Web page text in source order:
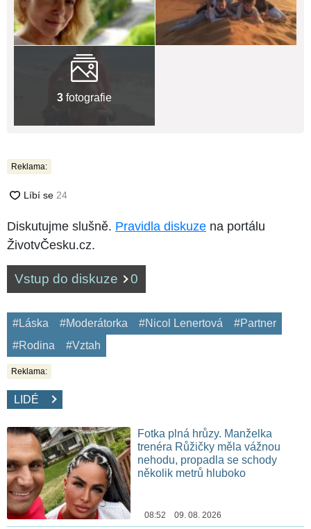
3 fotografie
Reklama:
Diskutujme slušně. Pravidla diskuze na portálu
ŽivotvČesku.cz.
Vstup do diskuze 0
#Láska #Moderátorka #Nicol Lenertová
#Partner
#Rodina
#Vztah
Reklama:
LIDÉ
Fotka plná hrůzy. Manželka
trenéra Růžičky měla vážnou
nehodu, propadla se schody
několik metrů hluboko
08:52 09. 08. 2026